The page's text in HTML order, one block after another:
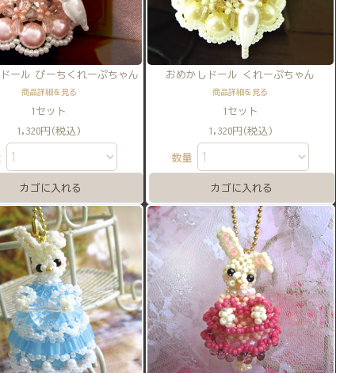
ール ぴーちくれーぷちゃん
商品詳細を見る
1セット
1,320円(税込)
おめかしドール くれーぷちゃん
商品詳細を見る
1セット
1,320円(税込)
数量